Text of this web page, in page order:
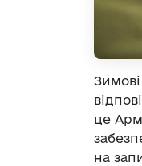
це
на